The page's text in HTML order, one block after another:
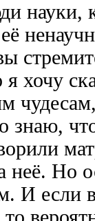
науки,
хочу
неё. Но
И если